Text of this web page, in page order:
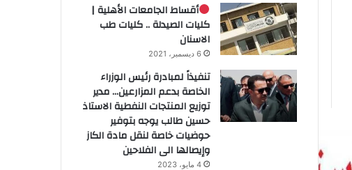
أقساط الجامعات الأهلية |
كليات الصيدلة .. كليات طب
الاسنان
6 ديسمبر، 2021
تنفيذاً لمبادرة رئيس الوزراء
الخاصة بدعم المزارعين… مدير
توزيع المنتجات النفطية الاستاذ
حسين طالب يوجه بتوفير
حوضيات خاصة لنقل مادة الكاز
وإيصالها الى الفلاحين
4 مايو، 2023